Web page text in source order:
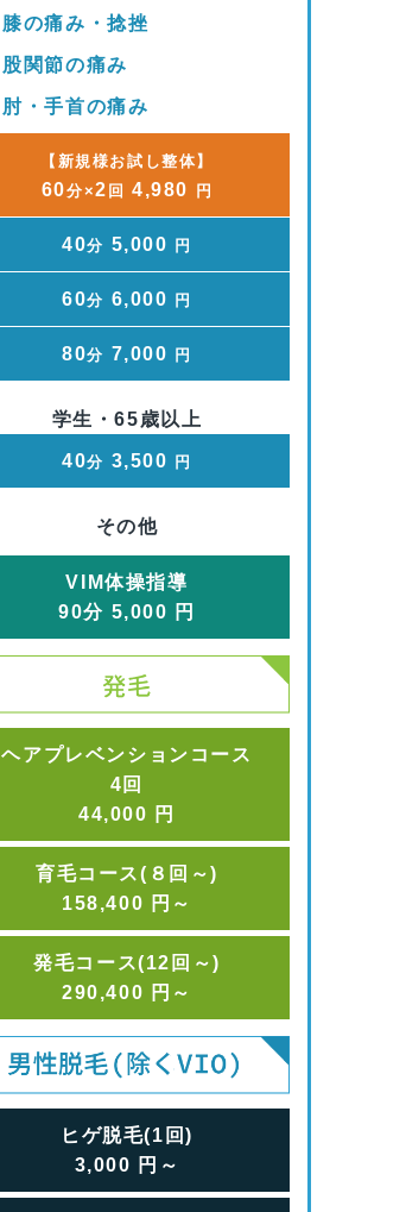
膝の痛み・捻挫
股関節の痛み
肘・手首の痛み
【新規様お試し整体】
60分×2 回 4,980 円
40分 5,000 円
60分 6,000 円
80分 7,000 円
学生・65歳以上
40分 3,500 円
その他
VIM体操指導
90分 5,000 円
ヘアプレベンションコース
4回
44,000 円
育毛コース(８回～)
158,400 円 ～
発毛コース(12回～)
290,400 円 ～
ヒゲ脱毛(1回)
3,000 円 ～